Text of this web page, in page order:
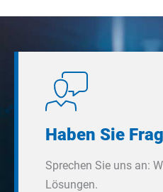
Haben Sie
Sprechen Sie uns an:
Lösungen.